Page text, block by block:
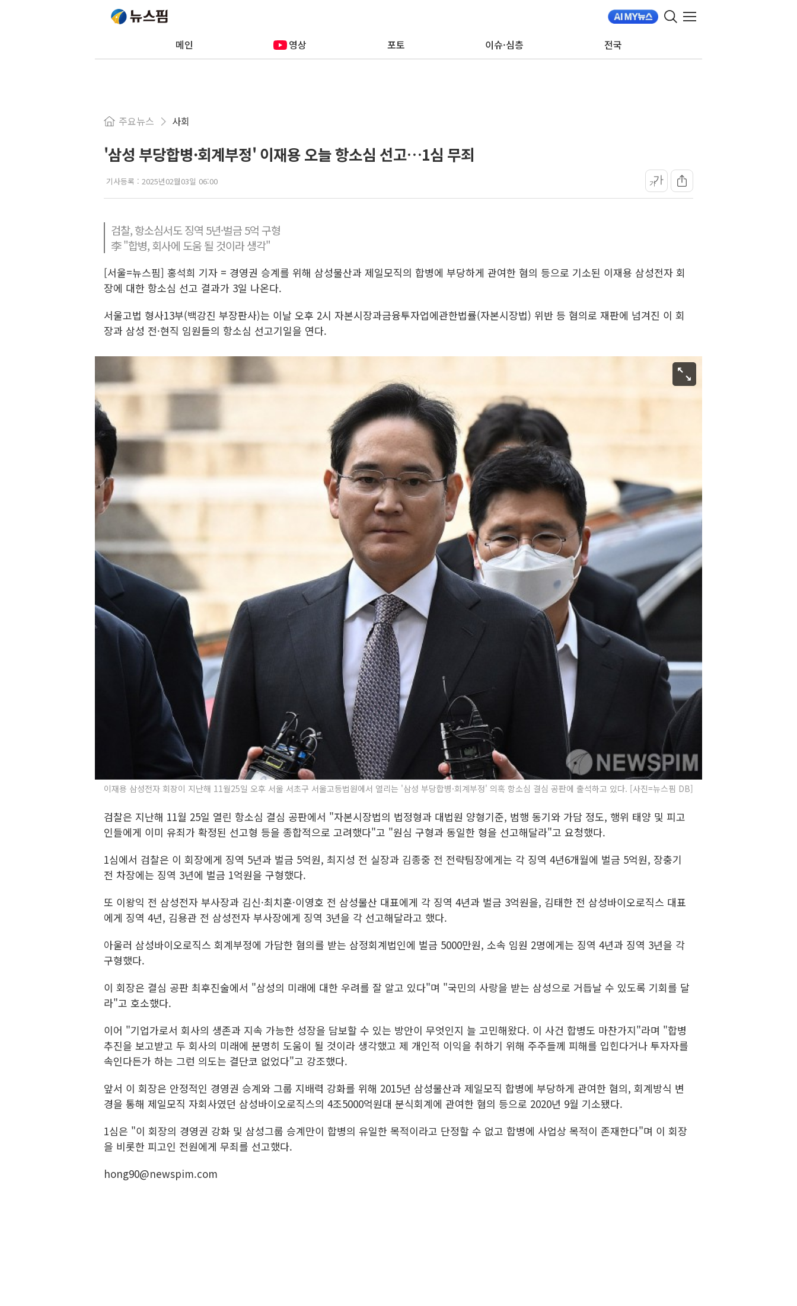
메인 영상 포토 이슈·심층 전국
주요뉴스 사회
'삼성 부당합병·회계부정' 이재용 오늘 항소심 선고…1심 무죄
기사등록 : 2025년02월03일 06:00 가가
검찰, 항소심서도 징역 5년·벌금 5억 구형
李 "합병, 회사에 도움 될 것이라 생각"
[서울=뉴스핌] 홍석희 기자 = 경영권 승계를 위해 삼성물산과 제일모직의 합병에 부당하게 관여한 혐의 등으로 기소된 이재용 삼성전자 회
장에 대한 항소심 선고 결과가 3일 나온다.
서울고법 형사13부(백강진 부장판사)는 이날 오후 2시 자본시장과금융투자업에관한법률(자본시장법) 위반 등 혐의로 재판에 넘겨진 이 회
장과 삼성 전·현직 임원들의 항소심 선고기일을 연다.
이재용 삼성전자 회장이 지난해 11월25일 오후 서울 서초구 서울고등법원에서 열리는 '삼성 부당합병·회계부정' 의혹 항소심 결심 공판에 출석하고 있다. [사진=뉴스핌 DB]
검찰은 지난해 11월 25일 열린 항소심 결심 공판에서 "자본시장법의 법정형과 대법원 양형기준, 범행 동기와 가담 정도, 행위 태양 및 피고
인들에게 이미 유죄가 확정된 선고형 등을 종합적으로 고려했다"고 "원심 구형과 동일한 형을 선고해달라"고 요청했다.
1심에서 검찰은 이 회장에게 징역 5년과 벌금 5억원, 최지성 전 실장과 김종중 전 전략팀장에게는 각 징역 4년6개월에 벌금 5억원, 장충기
전 차장에는 징역 3년에 벌금 1억원을 구형했다.
또 이왕익 전 삼성전자 부사장과 김신·최치훈·이영호 전 삼성물산 대표에게 각 징역 4년과 벌금 3억원을, 김태한 전 삼성바이오로직스 대표
에게 징역 4년, 김용관 전 삼성전자 부사장에게 징역 3년을 각 선고해달라고 했다.
아울러 삼성바이오로직스 회계부정에 가담한 혐의를 받는 삼정회계법인에 벌금 5000만원, 소속 임원 2명에게는 징역 4년과 징역 3년을 각
구형했다.
이 회장은 결심 공판 최후진술에서 "삼성의 미래에 대한 우려를 잘 알고 있다"며 "국민의 사랑을 받는 삼성으로 거듭날 수 있도록 기회를 달
라"고 호소했다.
이어 "기업가로서 회사의 생존과 지속 가능한 성장을 담보할 수 있는 방안이 무엇인지 늘 고민해왔다. 이 사건 합병도 마찬가지"라며 "합병
추진을 보고받고 두 회사의 미래에 분명히 도움이 될 것이라 생각했고 제 개인적 이익을 취하기 위해 주주들께 피해를 입힌다거나 투자자를
속인다든가 하는 그런 의도는 결단코 없었다"고 강조했다.
앞서 이 회장은 안정적인 경영권 승계와 그룹 지배력 강화를 위해 2015년 삼성물산과 제일모직 합병에 부당하게 관여한 혐의, 회계방식 변
경을 통해 제일모직 자회사였던 삼성바이오로직스의 4조5000억원대 분식회계에 관여한 혐의 등으로 2020년 9월 기소됐다.
1심은 "이 회장의 경영권 강화 및 삼성그룹 승계만이 합병의 유일한 목적이라고 단정할 수 없고 합병에 사업상 목적이 존재한다"며 이 회장
을 비롯한 피고인 전원에게 무죄를 선고했다.
hong90@newspim.com